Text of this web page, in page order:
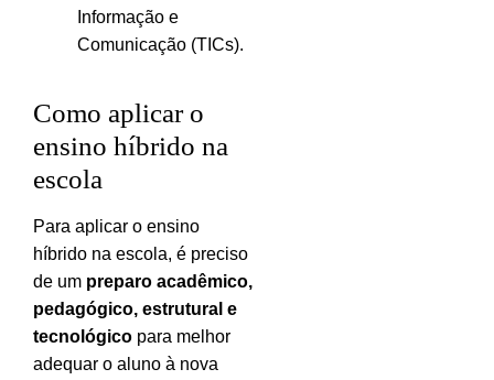
Informação e
Comunicação (TICs).
Como aplicar o
ensino híbrido na
escola
Para aplicar o ensino
híbrido na escola, é preciso
de um preparo acadêmico,
pedagógico, estrutural e
tecnológico para melhor
adequar o aluno à nova